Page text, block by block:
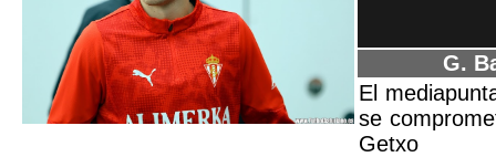
G.
El
se
Getxo